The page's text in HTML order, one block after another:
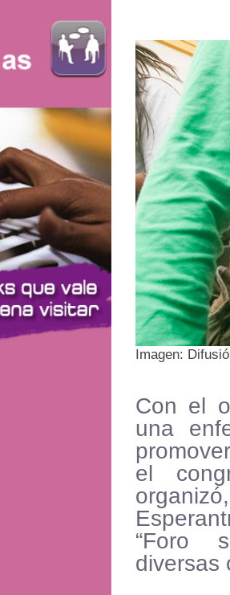
Imagen:
Con el
una
el
“Foro
diversas